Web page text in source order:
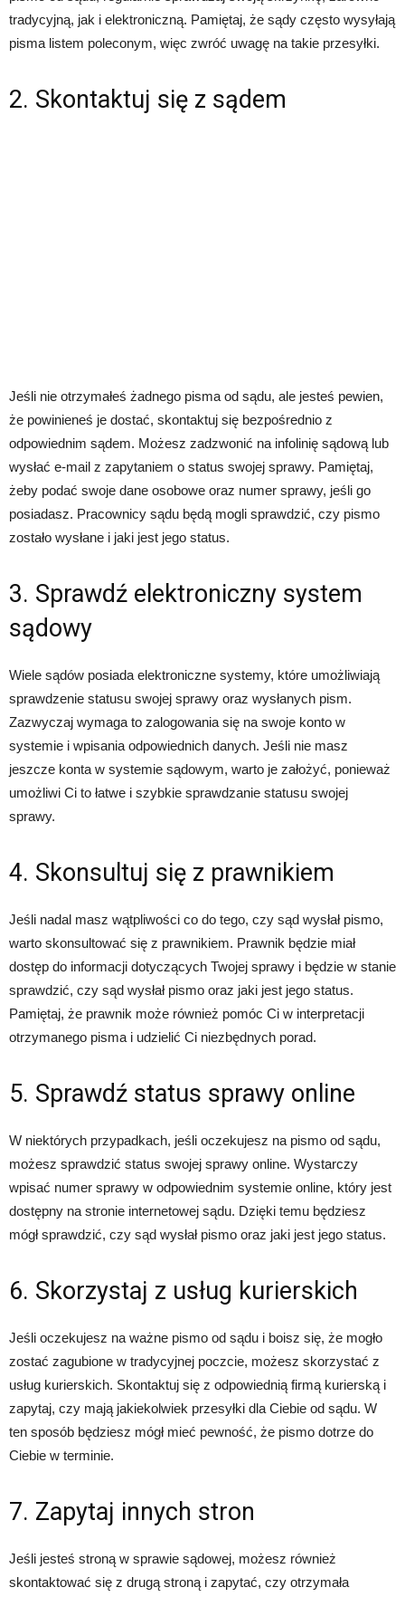
tradycyjną, jak i elektroniczną. Pamiętaj, że sądy często wysyłają
pisma listem poleconym, więc zwróć uwagę na takie przesyłki.
2. Skontaktuj się z sądem
Jeśli nie otrzymałeś żadnego pisma od sądu, ale jesteś pewien,
że powinieneś je dostać, skontaktuj się bezpośrednio z
odpowiednim sądem. Możesz zadzwonić na infolinię sądową lub
wysłać e-mail z zapytaniem o status swojej sprawy. Pamiętaj,
żeby podać swoje dane osobowe oraz numer sprawy, jeśli go
posiadasz. Pracownicy sądu będą mogli sprawdzić, czy pismo
zostało wysłane i jaki jest jego status.
3. Sprawdź elektroniczny system
sądowy
Wiele sądów posiada elektroniczne systemy, które umożliwiają
sprawdzenie statusu swojej sprawy oraz wysłanych pism.
Zazwyczaj wymaga to zalogowania się na swoje konto w
systemie i wpisania odpowiednich danych. Jeśli nie masz
jeszcze konta w systemie sądowym, warto je założyć, ponieważ
umożliwi Ci to łatwe i szybkie sprawdzanie statusu swojej
sprawy.
4. Skonsultuj się z prawnikiem
Jeśli nadal masz wątpliwości co do tego, czy sąd wysłał pismo,
warto skonsultować się z prawnikiem. Prawnik będzie miał
dostęp do informacji dotyczących Twojej sprawy i będzie w stanie
sprawdzić, czy sąd wysłał pismo oraz jaki jest jego status.
Pamiętaj, że prawnik może również pomóc Ci w interpretacji
otrzymanego pisma i udzielić Ci niezbędnych porad.
5. Sprawdź status sprawy online
W niektórych przypadkach, jeśli oczekujesz na pismo od sądu,
możesz sprawdzić status swojej sprawy online. Wystarczy
wpisać numer sprawy w odpowiednim systemie online, który jest
dostępny na stronie internetowej sądu. Dzięki temu będziesz
mógł sprawdzić, czy sąd wysłał pismo oraz jaki jest jego status.
6. Skorzystaj z usług kurierskich
Jeśli oczekujesz na ważne pismo od sądu i boisz się, że mogło
zostać zagubione w tradycyjnej poczcie, możesz skorzystać z
usług kurierskich. Skontaktuj się z odpowiednią firmą kurierską i
zapytaj, czy mają jakiekolwiek przesyłki dla Ciebie od sądu. W
ten sposób będziesz mógł mieć pewność, że pismo dotrze do
Ciebie w terminie.
7. Zapytaj innych stron
Jeśli jesteś stroną w sprawie sądowej, możesz również
skontaktować się z drugą stroną i zapytać, czy otrzymała